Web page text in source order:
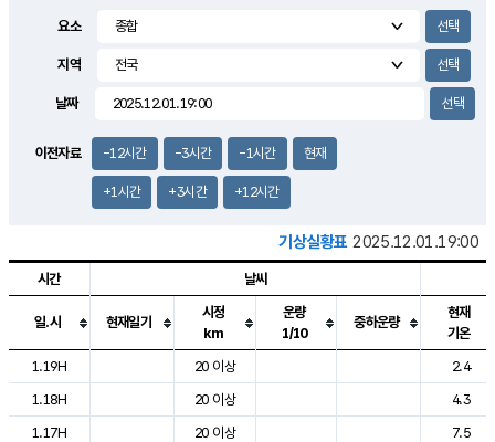
2.4m/s
14.5
요소
지역
날짜
이전자료 -12시간 -3시간 -1시간 현재
+1시간 +3시간 +12시간
기상실황표 2025.12.01.19:00
도시별 기상실황표로 지점, 날씨, 기온, 강수, 바람, 기압등을 안내한 표입
시간 날씨
일.시 현재일기
시정
km
운량
1/10
중하운량
현재
기온
1.19H
20 이상
2.4
1.18H
20 이상
4.3
1.17H
20 이상
7.5